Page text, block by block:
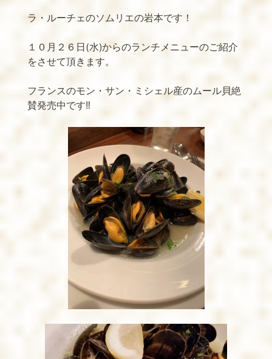
ラ・ルーチェのソムリエの岩本です！
１０月２６日(水)からのランチメニューのご紹介
をさせて頂きます。
フランスのモン・サン・ミシェル産のムール貝絶
賛発売中です‼️